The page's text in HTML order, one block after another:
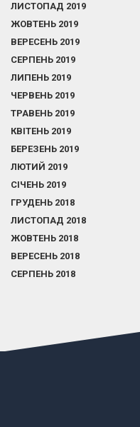
ЛИСТОПАД 2019
ЖОВТЕНЬ 2019
ВЕРЕСЕНЬ 2019
СЕРПЕНЬ 2019
ЛИПЕНЬ 2019
ЧЕРВЕНЬ 2019
ТРАВЕНЬ 2019
КВІТЕНЬ 2019
БЕРЕЗЕНЬ 2019
ЛЮТИЙ 2019
СІЧЕНЬ 2019
ГРУДЕНЬ 2018
ЛИСТОПАД 2018
ЖОВТЕНЬ 2018
ВЕРЕСЕНЬ 2018
СЕРПЕНЬ 2018